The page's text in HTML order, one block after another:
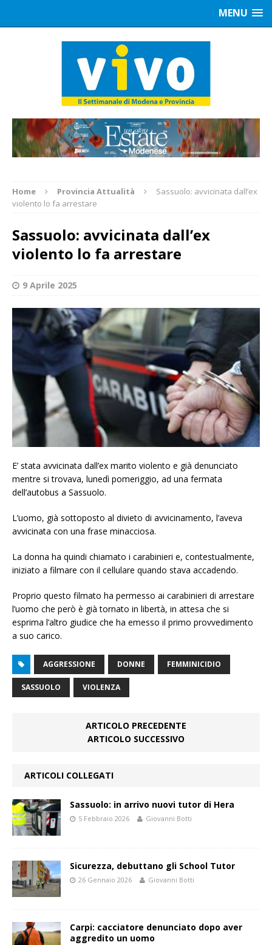
MENU
Home Provincia Attualità
Sassuolo: avvicinata dall’ex
violento lo fa arrestare
Sassuolo: avvicinata dall’ex
violento lo fa arrestare
9 Aprile 2025
E’ stata avvicinata dall’ex marito violento e già denunciato
mentre si trovava, lunedì pomeriggio, ad una fermata
dell’autobus a Sassuolo.
L’uomo, già sottoposto al divieto di avvicinamento, l’aveva
avvicinata con una frase minacciosa.
La donna ha quindi chiamato i carabinieri e, contestualmente,
iniziato a filmare con il cellulare quando stava accadendo.
Proprio questo filmato ha permesso ai carabinieri di arrestare
l’uomo che però è già tornato in libertà, in attesa che si
esprima l’altro giudice che ha emesso il primo provvedimento
a suo carico.
AGGRESSIONE DONNE FEMMINICIDIO
SASSUOLO VIOLENZA
ARTICOLO PRECEDENTE
ARTICOLO SUCCESSIVO
ARTICOLI COLLEGATI
Sassuolo: in arrivo nuovi tutor di Hera
5 Febbraio 2026 Giovanni Botti
Sicurezza, debuttano gli School Tutor
26 Gennaio 2026 Giovanni Botti
Carpi: cacciatore denunciato dopo aver
aggredito un uomo